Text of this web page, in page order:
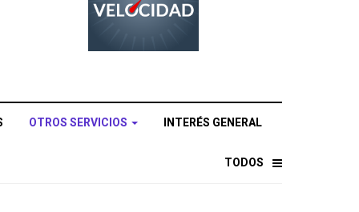
OTROS SERVICIOS INTERÉS GENERAL
TODOS